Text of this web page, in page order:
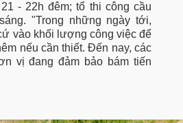
- 22h đêm; tổ thi công cầu
"Trong những ngày tới,
vào khối lượng công việc để
nếu cần thiết. Đến nay, các
vị đang đảm bảo bám tiến